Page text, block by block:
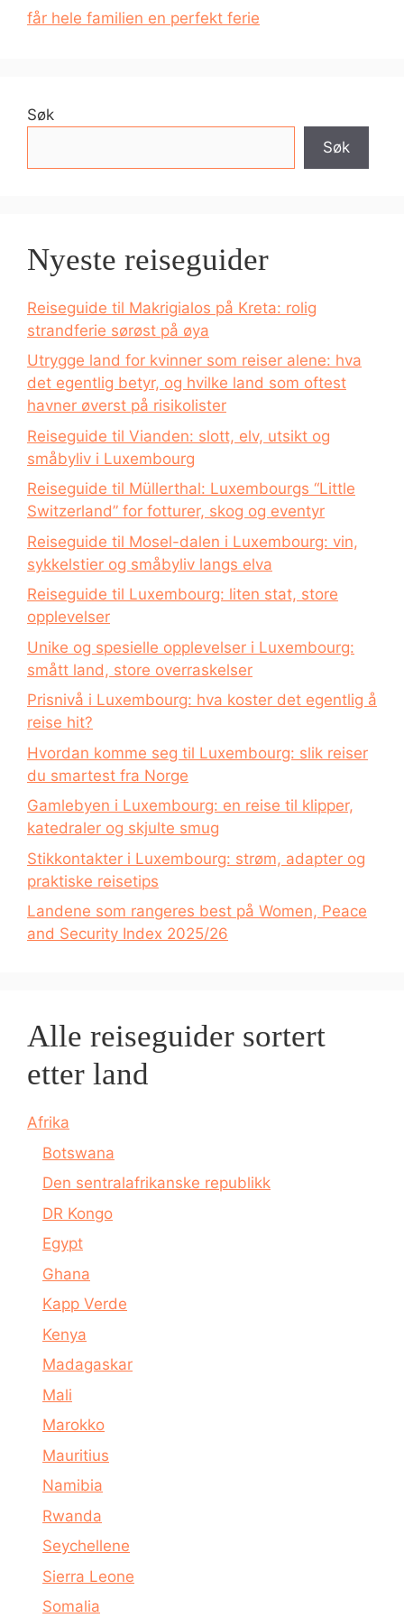
får hele familien en perfekt ferie
Søk
Søk
Nyeste reiseguider
Reiseguide til Makrigialos på Kreta: rolig
strandferie sørøst på øya
Utrygge land for kvinner som reiser alene: hva
det egentlig betyr, og hvilke land som oftest
havner øverst på risikolister
Reiseguide til Vianden: slott, elv, utsikt og
småbyliv i Luxembourg
Reiseguide til Müllerthal: Luxembourgs “Little
Switzerland” for fotturer, skog og eventyr
Reiseguide til Mosel-dalen i Luxembourg: vin,
sykkelstier og småbyliv langs elva
Reiseguide til Luxembourg: liten stat, store
opplevelser
Unike og spesielle opplevelser i Luxembourg:
smått land, store overraskelser
Prisnivå i Luxembourg: hva koster det egentlig å
reise hit?
Hvordan komme seg til Luxembourg: slik reiser
du smartest fra Norge
Gamlebyen i Luxembourg: en reise til klipper,
katedraler og skjulte smug
Stikkontakter i Luxembourg: strøm, adapter og
praktiske reisetips
Landene som rangeres best på Women, Peace
and Security Index 2025/26
Alle reiseguider sortert
etter land
Afrika
Botswana
Den sentralafrikanske republikk
DR Kongo
Egypt
Ghana
Kapp Verde
Kenya
Madagaskar
Mali
Marokko
Mauritius
Namibia
Rwanda
Seychellene
Sierra Leone
Somalia